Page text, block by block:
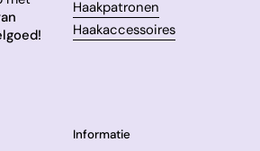
Haakpatronen
Haakaccessoires
Informatie